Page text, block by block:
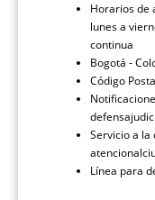
Horarios de
lunes a
continua
Bogotá -
Código
Servicio a la
Línea para